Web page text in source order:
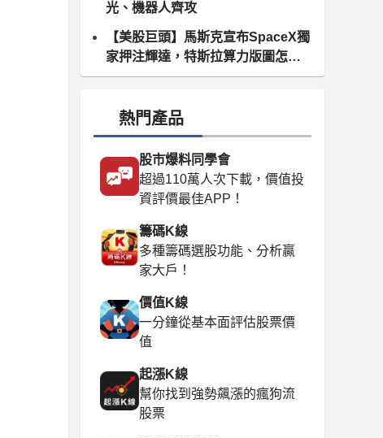
光、機器人齊攻
【美股巨頭】馬斯克宣布SpaceX獨
家押注輝達，特斯拉算力版圖怎麼
算？
熱門產品
股市爆料同學會
超過110萬人次下載，價值投
資評價最佳APP！
籌碼K線
多種籌碼選股功能、分析贏
家大戶！
價值K線
一分鐘從基本面評估股票價
值
起漲K線
幫你找到強勢飆漲的瘋狗流
股票